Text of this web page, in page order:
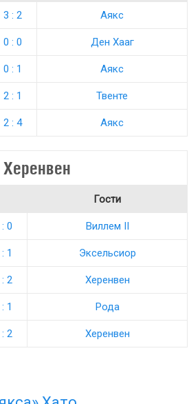
3 : 2 Аякс
0 : 0 Ден Хааг
0 : 1 Аякс
2 : 1 Твенте
2 : 4 Аякс
Гости
0 Виллем II
1 Эксельсиор
2 Херенвен
1 Рода
2 Херенвен